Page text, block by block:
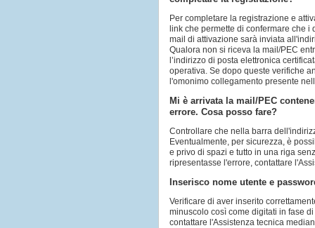
Per completare la registrazione e
link che permette di confermare che
mail di attivazione sarà inviata
Qualora non si riceva la mail/PEC
l’indirizzo di posta elettronica
operativa. Se dopo queste verifiche
l'omonimo collegamento presente
Mi è arrivata la mail/PEC
errore. Cosa posso fare?
Controllare che nella barra
Eventualmente, per sicurezza, è
e privo di spazi e tutto in una riga
ripresentasse l'errore, contattare
Inserisco nome utente e
Verificare di aver inserito
minuscolo così come digitati in fase
contattare l'Assistenza tecnica